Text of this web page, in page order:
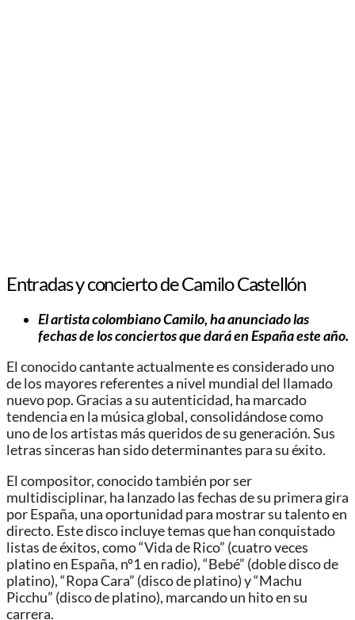
Entradas y concierto de Camilo Castellón
El artista colombiano Camilo, ha anunciado las
fechas de los conciertos que dará en España este año.
El conocido cantante actualmente es considerado uno
de los mayores referentes a nivel mundial del llamado
nuevo pop. Gracias a su autenticidad, ha marcado
tendencia en la música global, consolidándose como
uno de los artistas más queridos de su generación. Sus
letras sinceras han sido determinantes para su éxito.
El compositor, conocido también por ser
multidisciplinar, ha lanzado las fechas de su primera gira
por España, una oportunidad para mostrar su talento en
directo. Este disco incluye temas que han conquistado
listas de éxitos, como “Vida de Rico” (cuatro veces
platino en España, nº1 en radio), “Bebé” (doble disco de
platino), “Ropa Cara” (disco de platino) y “Machu
Picchu” (disco de platino), marcando un hito en su
carrera.